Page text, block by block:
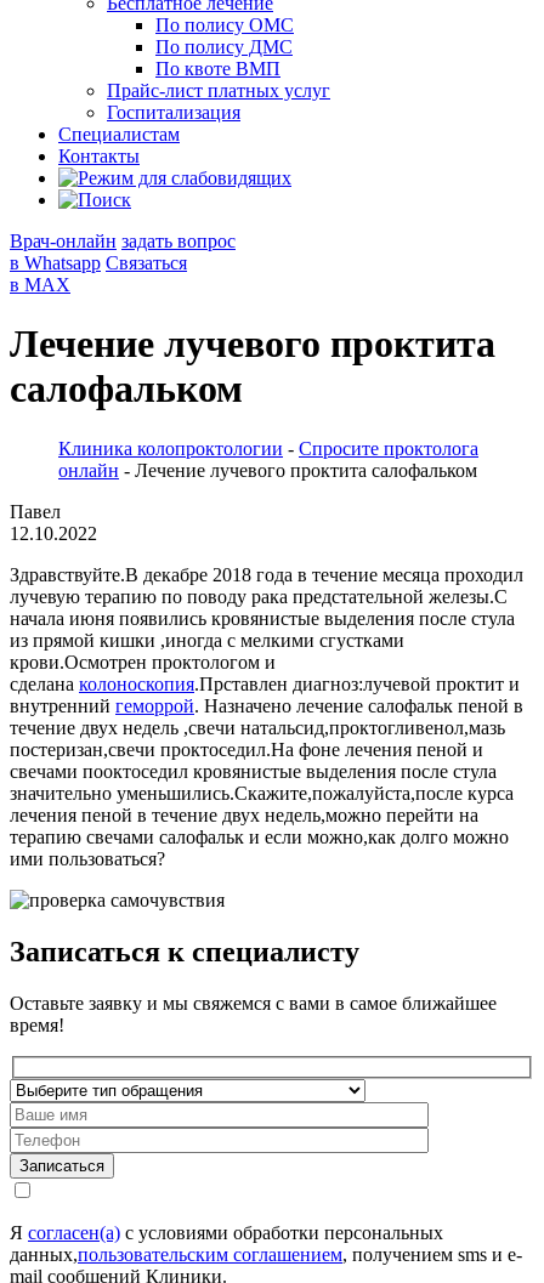
По полису ОМС
По полису ДМС
По квоте ВМП
Прайс-лист платных услуг
Госпитализация
Специалистам
Контакты
Врач-онлайн задать вопрос
в Whatsapp Связаться
в MAX
Лечение лучевого проктита
салофальком
Клиника колопроктологии - Спросите проктолога
онлайн - Лечение лучевого проктита салофальком
Павел
12.10.2022
Здравствуйте.В декабре 2018 года в течение месяца проходил
лучевую терапию по поводу рака предстательной железы.С
начала июня появились кровянистые выделения после стула
из прямой кишки ,иногда с мелкими сгустками
крови.Осмотрен проктологом и
сделана колоноскопия.Прставлен диагноз:лучевой проктит и
внутренний геморрой. Назначено лечение салофальк пеной в
течение двух недель ,свечи натальсид,проктогливенол,мазь
постеризан,свечи проктоседил.На фоне лечения пеной и
свечами пооктоседил кровянистые выделения после стула
значительно уменьшились.Скажите,пожалуйста,после курса
лечения пеной в течение двух недель,можно перейти на
терапию свечами салофальк и если можно,как долго можно
ими пользоваться?
Записаться к специалисту
Оставьте заявку и мы свяжемся с вами в самое ближайшее
время!
Записаться
Я согласен(а) с условиями обработки персональных
данных,пользовательским соглашением, получением sms и e-
mail сообщений Клиники.